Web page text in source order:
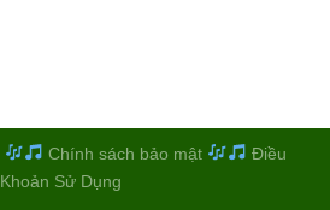
Chính sách bảo mật
Điều
Khoản Sử Dụng